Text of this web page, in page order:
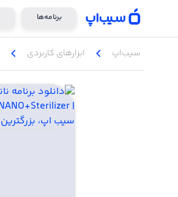
برنامه‌ها
سیب‌اپ chevron_left ابزار‌های کاربردی chevron_left